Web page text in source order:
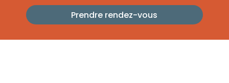
Prendre rendez-vous